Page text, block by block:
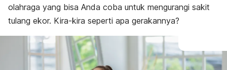
olahraga yang bisa Anda coba untuk mengurangi sakit
tulang ekor. Kira-kira seperti apa gerakannya?